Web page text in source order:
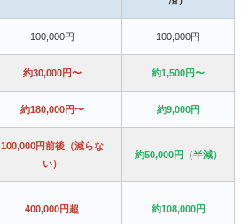
100,000円 100,000円
約30,000円〜 約1,500円〜
約180,000円〜 約9,000円
100,000円前後（減らな
い）
約50,000円（半減）
400,000円超 約108,000円